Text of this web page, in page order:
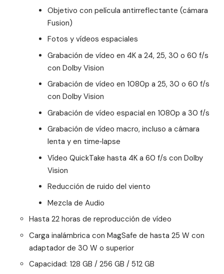
Objetivo con película antirreflectante (cámara
Fusion)
Fotos y vídeos espaciales
Grabación de vídeo en 4K a 24, 25, 30 o 60 f/s
con Dolby Vision
Grabación de vídeo en 1080p a 25, 30 o 60 f/s
con Dolby Vision
Grabación de vídeo espacial en 1080p a 30 f/s
Grabación de vídeo macro, incluso a cámara
lenta y en time‑lapse
Vídeo QuickTake hasta 4K a 60 f/s con Dolby
Vision
Reducción de ruido del viento
Mezcla de Audio
Hasta 22 horas de reproducción de vídeo
Carga inalámbrica con MagSafe de hasta 25 W con
adaptador de 30 W o superior
Capacidad: 128 GB / 256 GB / 512 GB